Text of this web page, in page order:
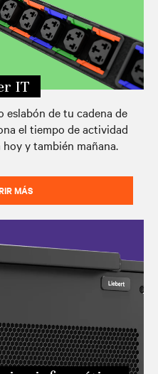
IT
eslabón de tu cadena de
el tiempo de actividad
y también mañana.
MÁS